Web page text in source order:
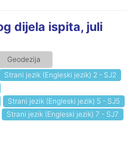
dijela ispita, juli
Geodezija
Strani jezik (Engleski jezik) 2 - SJ2
Strani jezik (Engleski jezik) 5 - SJ5
Strani jezik (Engleski jezik) 7 - SJ7